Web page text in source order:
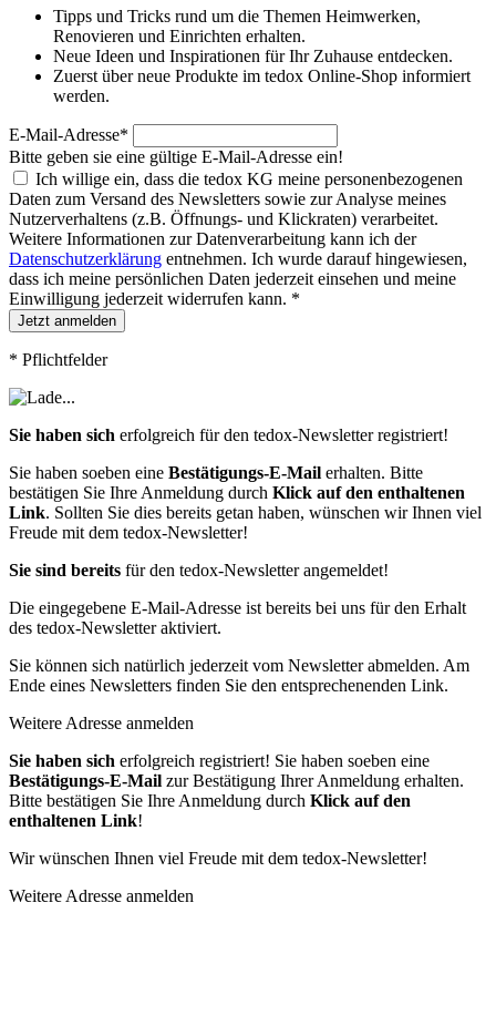
Tipps und Tricks rund um die Themen Heimwerken,
Renovieren und Einrichten erhalten.
Neue Ideen und Inspirationen für Ihr Zuhause entdecken.
Zuerst über neue Produkte im tedox Online-Shop informiert
werden.
E-Mail-Adresse*
Bitte geben sie eine gültige E-Mail-Adresse ein!
Ich willige ein, dass die tedox KG meine personenbezogenen
Daten zum Versand des Newsletters sowie zur Analyse meines
Nutzerverhaltens (z.B. Öffnungs- und Klickraten) verarbeitet.
Weitere Informationen zur Datenverarbeitung kann ich der
Datenschutzerklärung entnehmen. Ich wurde darauf hingewiesen,
dass ich meine persönlichen Daten jederzeit einsehen und meine
Einwilligung jederzeit widerrufen kann. *
Jetzt anmelden
* Pflichtfelder
Sie haben sich erfolgreich für den tedox-Newsletter registriert!
Sie haben soeben eine Bestätigungs-E-Mail erhalten. Bitte
bestätigen Sie Ihre Anmeldung durch Klick auf den enthaltenen
Link. Sollten Sie dies bereits getan haben, wünschen wir Ihnen viel
Freude mit dem tedox-Newsletter!
Sie sind bereits für den tedox-Newsletter angemeldet!
Die eingegebene E-Mail-Adresse ist bereits bei uns für den Erhalt
des tedox-Newsletter aktiviert.
Sie können sich natürlich jederzeit vom Newsletter abmelden. Am
Ende eines Newsletters finden Sie den entsprechenenden Link.
Weitere Adresse anmelden
Sie haben sich erfolgreich registriert! Sie haben soeben eine
Bestätigungs-E-Mail zur Bestätigung Ihrer Anmeldung erhalten.
Bitte bestätigen Sie Ihre Anmeldung durch Klick auf den
enthaltenen Link!
Wir wünschen Ihnen viel Freude mit dem tedox-Newsletter!
Weitere Adresse anmelden